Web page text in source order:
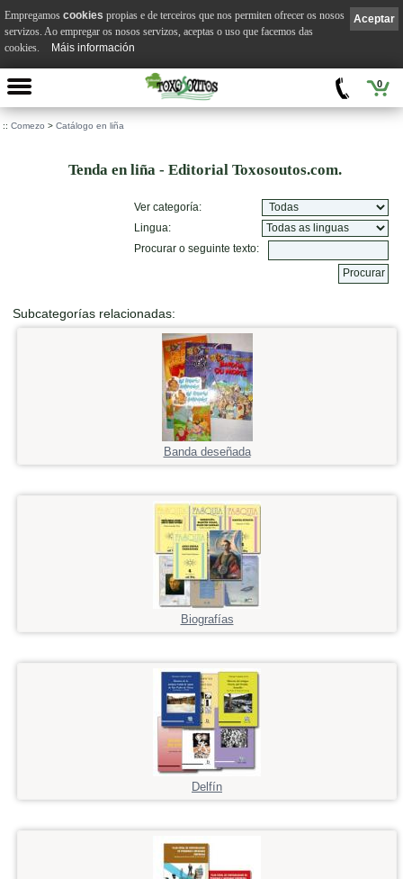
0
:: Comezo > Catálogo en liña
Tenda en liña - Editorial Toxosoutos.com.
Ver categoría:
Lingua:
Procurar o seguinte texto:
Subcategorías relacionadas:
Banda deseñada
Biografías
Delfín
Aceptar
Empregamos cookies propias e de terceiros que nos permiten ofrecer os nosos
servizos. Ao empregar os nosos servizos, aceptas o uso que facemos das
cookies.
Máis información